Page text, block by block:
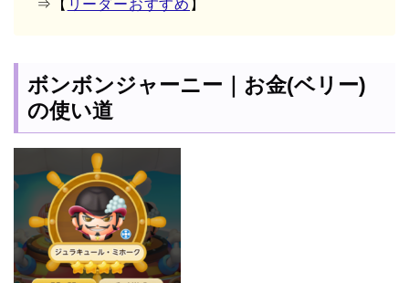
⇒【 リーダーおすすめ 】
ボンボンジャーニー｜お金(ベリー)
の使い道